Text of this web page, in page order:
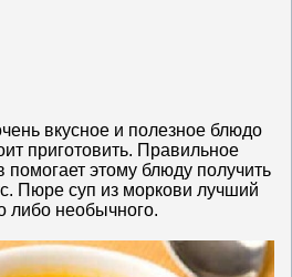
вкусное и полезное блюдо
приготовить. Правильное
помогает этому блюду получить
Пюре суп из моркови лучший
либо необычного.